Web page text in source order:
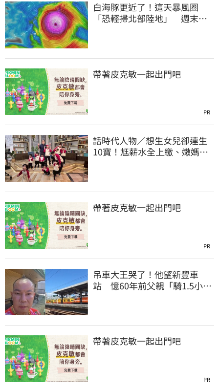
白海豚更近了！這天暴風圈
「恐輕掃北部陸地」 週末風
帶著皮克敏一起出門吧
PR
話時代人物／想生女兒卻連生
10寶！尪薪水全上繳、嫩媽吐
帶著皮克敏一起出門吧
PR
吊車大王哭了！他望新豐車
站 憶60年前父親「騎1.5小時
帶著皮克敏一起出門吧
PR